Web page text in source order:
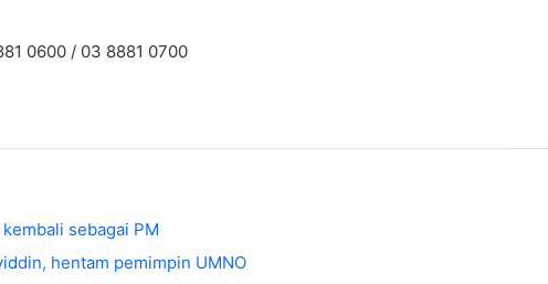
0600 / 03 8881 0700
sebagai PM
hentam pemimpin UMNO